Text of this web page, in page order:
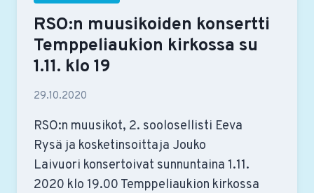
RSO:n muusikoiden konsertti
Temppeliaukion kirkossa su
1.11. klo 19
29.10.2020
RSO:n muusikot, 2. soolosellisti Eeva
Rysä ja kosketinsoittaja Jouko
Laivuori konsertoivat sunnuntaina 1.11.
2020 klo 19.00 Temppeliaukion kirkossa